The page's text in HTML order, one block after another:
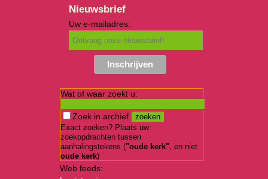
Nieuwsbrief
Uw e-mailadres:
Wat of waar zoekt u:
Zoek in archief
Exact zoeken? Plaats uw
zoekopdrachten tussen
aanhalingstekens ("oude kerk", en niet
oude kerk)
Web feeds: